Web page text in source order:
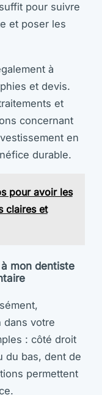
pour suivre
et poser les
à
et devis.
et
concernant
en
durable.
pour avoir les
claires et
mon dentiste
dans votre
: côté droit
du bas, dent de
permettent